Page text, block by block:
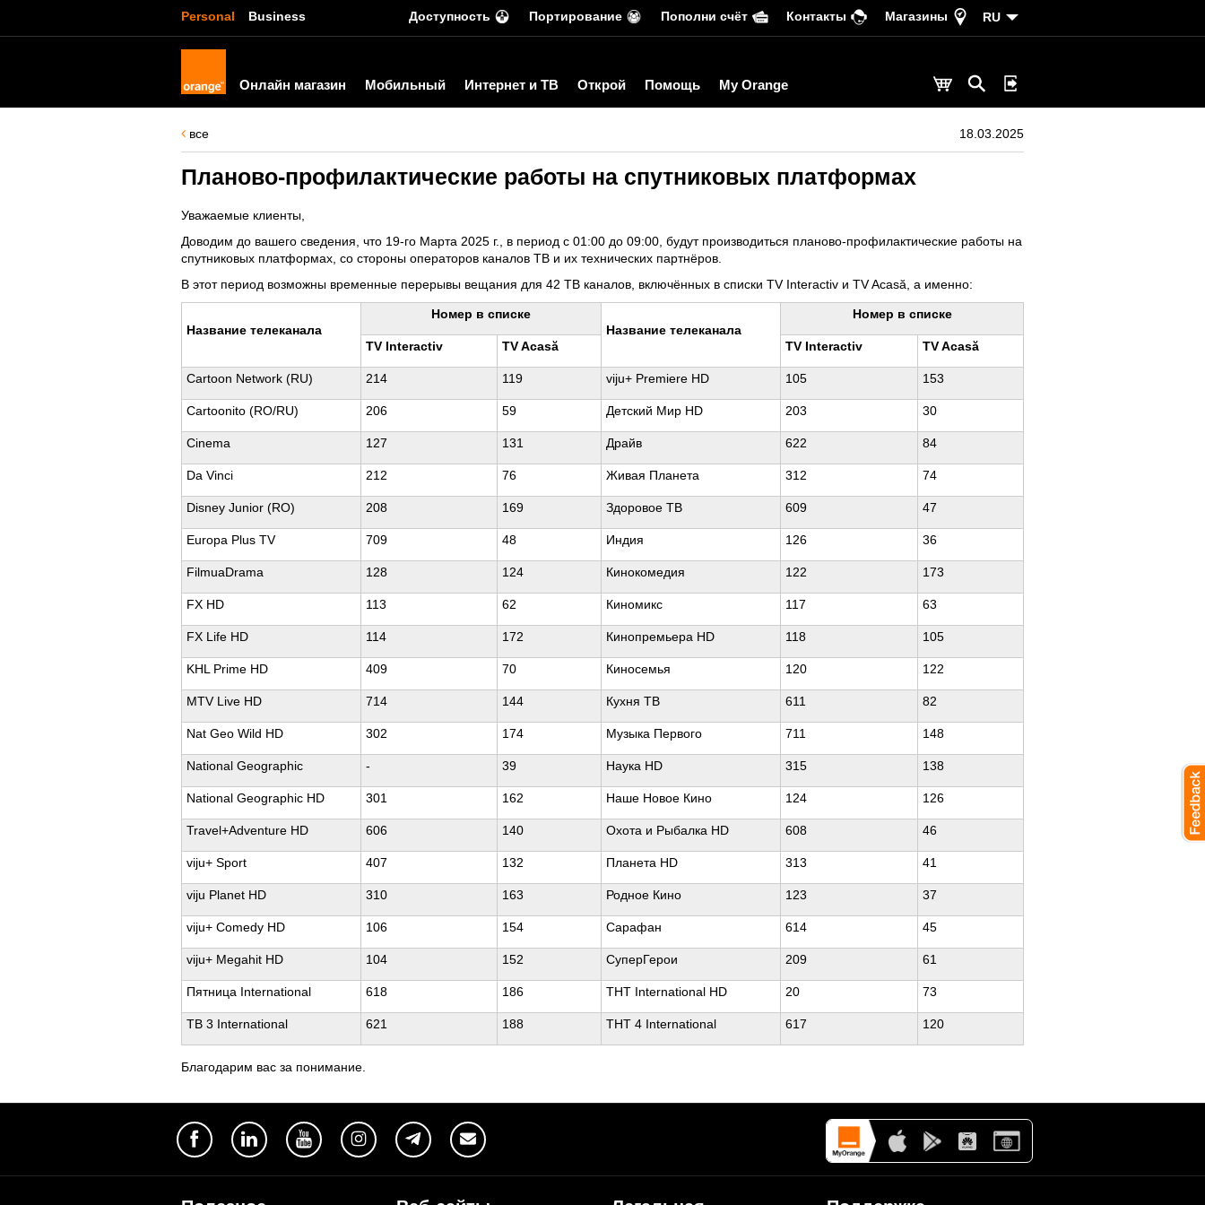
Personal Business Доступность Портирование Пополни счёт Контакты Магазины RU
Онлайн магазин Мобильный Интернет и ТВ Открой Помощь My Orange
все 18.03.2025
Планово-профилактические работы на спутниковых платформах
Уважаемые клиенты,
Доводим до вашего сведения, что 19-го Марта 2025 г., в период с 01:00 до 09:00, будут производиться планово-профилактические работы на
спутниковых платформах, со стороны операторов каналов ТВ и их технических партнёров.
В этот период возможны временные перерывы вещания для 42 ТВ каналов, включённых в списки TV Interactiv и TV Acasă, а именно:
Название телеканала
Номер в списке
Название телеканала
Номер в списке
TV Interactiv TV Acasă TV Interactiv TV Acasă
Cartoon Network (RU) 214 119 viju+ Premiere HD 105 153
Cartoonito (RO/RU) 206 59 Детский Мир HD 203 30
Cinema 127 131 Драйв 622 84
Da Vinci 212 76 Живая Планета 312 74
Disney Junior (RO) 208 169 Здоровое ТВ 609 47
Europa Plus TV 709 48 Индия 126 36
FilmuaDrama 128 124 Кинокомедия 122 173
FX HD 113 62 Киномикс 117 63
FX Life HD 114 172 Кинопремьера HD 118 105
KHL Prime HD 409 70 Киносемья 120 122
MTV Live HD 714 144 Кухня ТВ 611 82
Nat Geo Wild HD 302 174 Музыка Первого 711 148
National Geographic - 39 Наука HD 315 138
National Geographic HD 301 162 Наше Новое Кино 124 126
Travel+Adventure HD 606 140 Охота и Рыбалка HD 608 46
viju+ Sport 407 132 Планета HD 313 41
viju Planet HD 310 163 Родное Кино 123 37
viju+ Comedy HD 106 154 Сарафан 614 45
viju+ Megahit HD 104 152 СуперГерои 209 61
Пятница International 618 186 ТНТ International HD 20 73
ТВ 3 International 621 188 ТНТ 4 International 617 120
Благодарим вас за понимание.